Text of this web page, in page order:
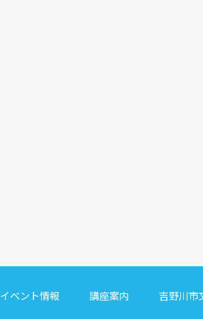
イベント情報 講座案内 吉野川市